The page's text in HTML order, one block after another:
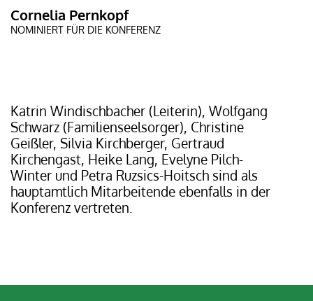
Cornelia Pernkopf
NOMINIERT FÜR DIE KONFERENZ
Katrin Windischbacher (Leiterin), Wolfgang
Schwarz (Familienseelsorger), Christine
Geißler, Silvia Kirchberger, Gertraud
Kirchengast, Heike Lang, Evelyne Pilch-
Winter und Petra Ruzsics-Hoitsch sind als
hauptamtlich Mitarbeitende ebenfalls in der
Konferenz vertreten.